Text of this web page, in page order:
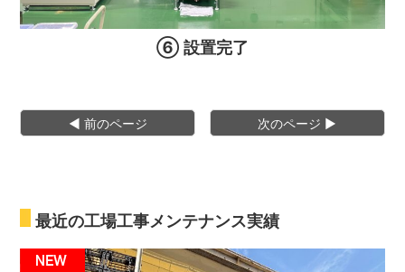
⑥ 設置完了
◀︎ 前のページ 次のページ ▶︎
最近の工場工事メンテナンス実績